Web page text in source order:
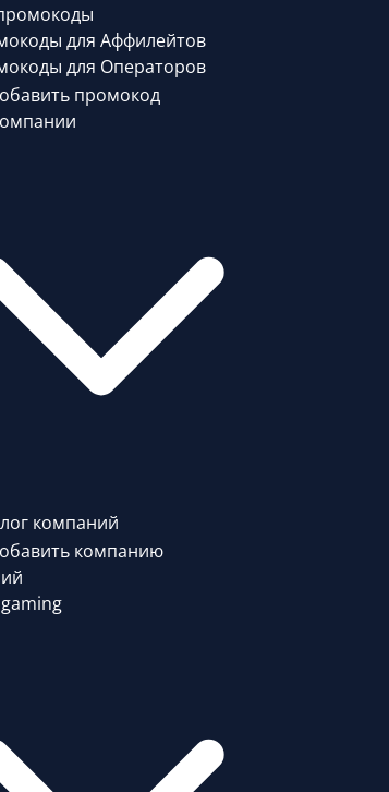
для Аффилейтов
для Операторов
промокод
компаний
компанию